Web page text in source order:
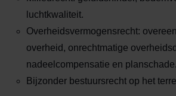
luchtkwaliteit.
Overheidsvermogensrecht:
overheid, onrechtmatige
nadeelcompensatie en planschade.
Bijzonder bestuursrecht op het